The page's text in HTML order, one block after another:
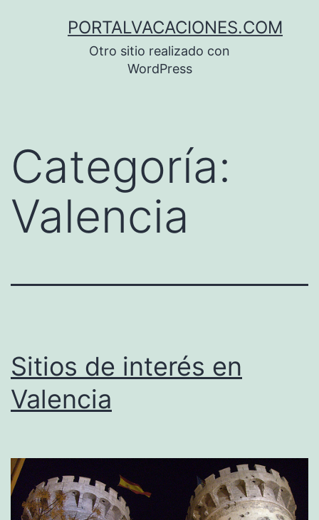
PORTALVACACIONES.COM
Otro sitio realizado con
WordPress
Categoría:
Valencia
Sitios de interés en
Valencia